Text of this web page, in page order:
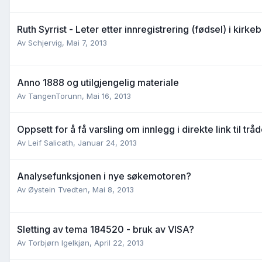
Ruth Syrrist - Leter etter innregistrering (fødsel) i
Av Schjervig, Mai 7, 2013
Anno 1888 og utilgjengelig materiale
Av TangenTorunn, Mai 16, 2013
Oppsett for å få varsling om innlegg i direkte link til
Av Leif Salicath, Januar 24, 2013
Analysefunksjonen i nye søkemotoren?
Av Øystein Tvedten, Mai 8, 2013
Sletting av tema 184520 - bruk av VISA?
Av Torbjørn Igelkjøn, April 22, 2013